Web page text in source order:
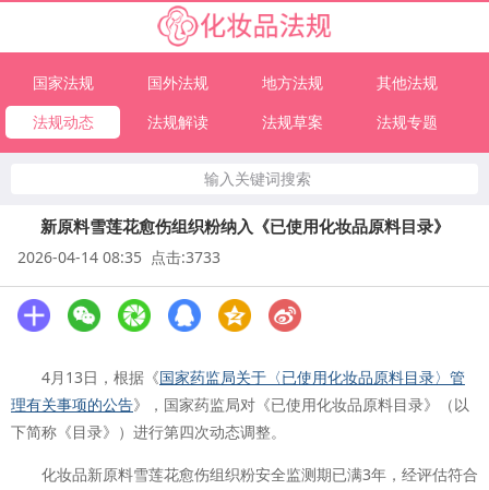
国家法规 国外法规 地方法规
其他法规
法规动态
法规解读 法规草案 法规专题
输入关键词搜索
新原料雪莲花愈伤组织粉纳入《已使用化妆品原料目录》
2026-04-14 08:35 点击:3733
4月13日，根据《国家药监局关于〈已使用化妆品原料目录〉管
理有关事项的公告》，国家药监局对《已使用化妆品原料目录》（以
下简称《目录》）进行第四次动态调整。
化妆品新原料雪莲花愈伤组织粉安全监测期已满3年，经评估符合